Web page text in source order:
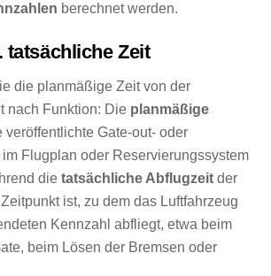
berechnet werden.
tatsächliche Zeit
die planmäßige Zeit von der
nach Funktion: Die planmäßige
veröffentlichte Gate-out- oder
Flugplan oder Reservierungssystem
dietatsächliche Abflugzeit der
ist, zu dem das Luftfahrzeug
Kennzahl abfliegt, etwa beim
beim Lösen der Bremsen oder